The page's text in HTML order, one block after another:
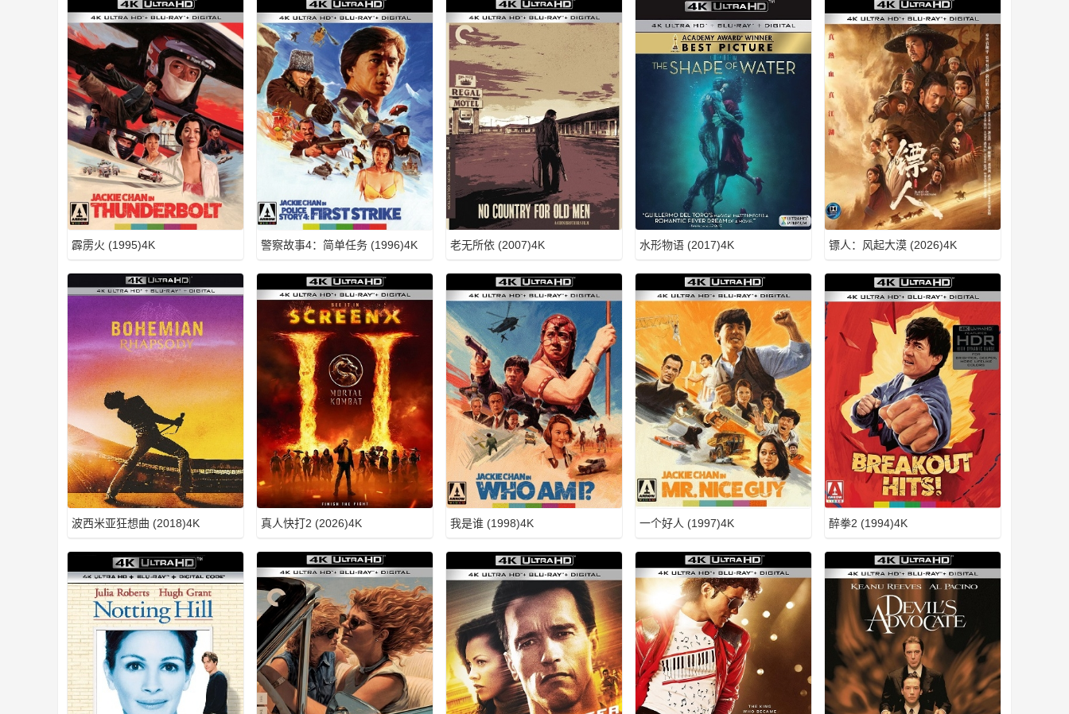
霹雳火 (1995)4K 警察故事4：简单任务 (1996)4K 老无所依 (2007)4K 水形物语 (2017)4K 镖人：风起大漠 (2026)4K
波西米亚狂想曲 (2018)4K 真人快打2 (2026)4K 我是谁 (1998)4K 一个好人 (1997)4K 醉拳2 (1994)4K